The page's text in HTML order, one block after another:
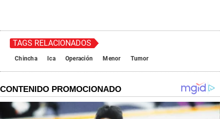
TAGS RELACIONADOS
Chincha Ica Operación Menor Tumor